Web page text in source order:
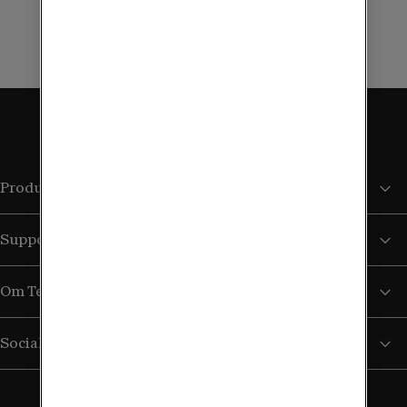
Produkter och tjänster
Support
Om Tele2
Sociala medier